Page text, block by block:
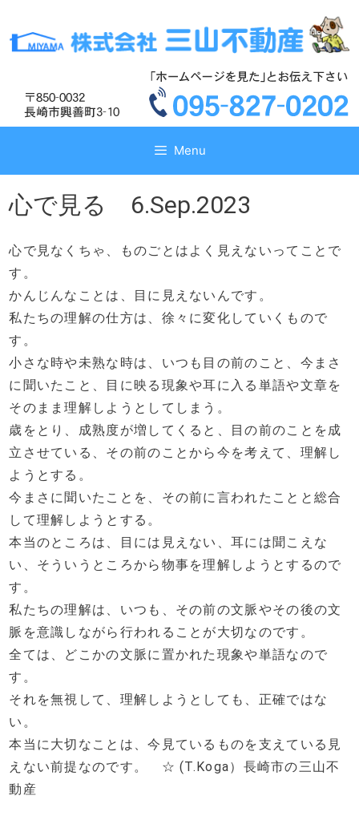
テ
ス
テ
ス
Menu
心で見る 6.Sep.2023
心で見なくちゃ、ものごとはよく見えないってことで
す。
かんじんなことは、目に見えないんです。
私たちの理解の仕方は、徐々に変化していくもので
す。
小さな時や未熟な時は、いつも目の前のこと、今まさ
に聞いたこと、目に映る現象や耳に入る単語や文章を
そのまま理解しようとしてしまう。
歳をとり、成熟度が増してくると、目の前のことを成
立させている、その前のことから今を考えて、理解し
ようとする。
今まさに聞いたことを、その前に言われたことと総合
して理解しようとする。
本当のところは、目には見えない、耳には聞こえな
い、そういうところから物事を理解しようとするので
す。
私たちの理解は、いつも、その前の文脈やその後の文
脈を意識しながら行われることが大切なのです。
全ては、どこかの文脈に置かれた現象や単語なので
す。
それを無視して、理解しようとしても、正確ではな
い。
本当に大切なことは、今見ているものを支えている見
えない前提なのです。 ☆ (T.Koga）長崎市の三山不
動産